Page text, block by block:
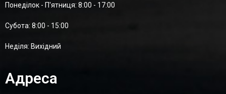
Понеділок - П'ятниця: 8:00 - 17:00
Суботa: 8:00 - 15:00
Неділя: Вихідний
Адреса